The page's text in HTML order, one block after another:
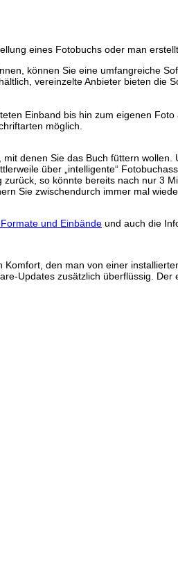
eines Fotobuchs oder man
können Sie eine umfangreiche
vereinzelte Anbieter bieten die
Einband bis hin zum eigenen
möglich.
denen Sie das Buch füttern
über „intelligente“
so könnte bereits nach nur 3
Sie zwischendurch immer mal
und Einbände und auch die
den man von einer
Updates zusätzlich überflüssig.